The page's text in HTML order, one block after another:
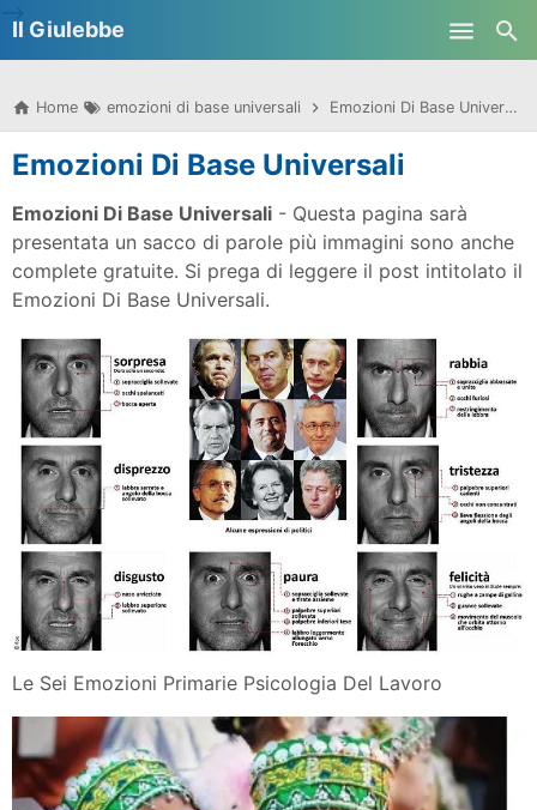
Il Giulebbe
Home emozioni di base universali Emozioni Di Base Universali
Emozioni Di Base Universali
Emozioni Di Base Universali - Questa pagina sarà
presentata un sacco di parole più immagini sono anche
complete gratuite. Si prega di leggere il post intitolato il
Emozioni Di Base Universali.
Le Sei Emozioni Primarie Psicologia Del Lavoro